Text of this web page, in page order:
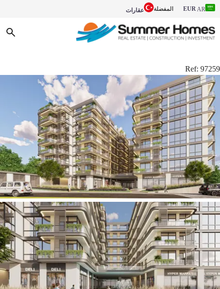
AR
EUR المفضلة عقارات
Ref: 97259